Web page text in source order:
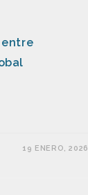
entre
19 ENERO, 2026